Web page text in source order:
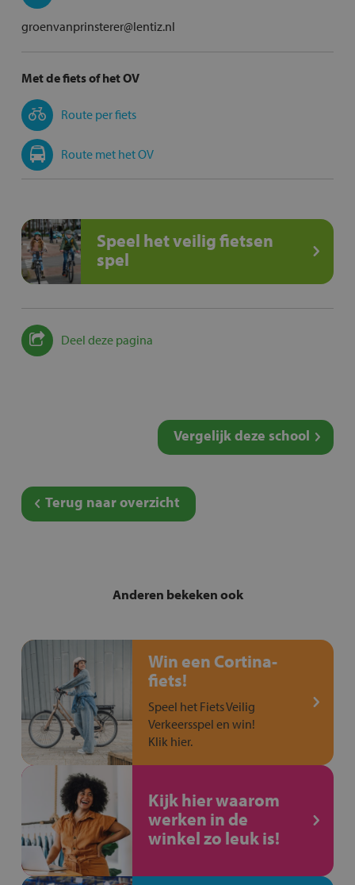
groenvanprinsterer@lentiz.nl
Met de fiets of het OV
Route per fiets
Route met het OV
Speel het veilig fietsen
spel
Deel deze pagina
Vergelijk deze school
Terug naar overzicht
Anderen bekeken ook
Win een Cortina-
fiets!
Speel het Fiets Veilig
Verkeersspel en win!
Klik hier.
Kijk hier waarom
werken in de
winkel zo leuk is!